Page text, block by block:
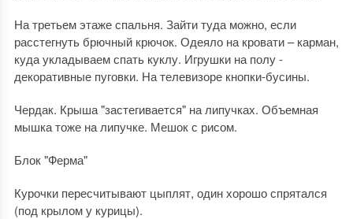
На третьем этаже спальня. Зайти туда можно, если
расстегнуть брючный крючок. Одеяло на кровати – карман,
куда укладываем спать куклу. Игрушки на полу -
декоративные пуговки. На телевизоре кнопки-бусины.
Чердак. Крыша "застегивается" на липучках. Объемная
мышка тоже на липучке. Мешок с рисом.
Блок "Ферма"
Курочки пересчитывают цыплят, один хорошо спрятался
(под крылом у курицы).